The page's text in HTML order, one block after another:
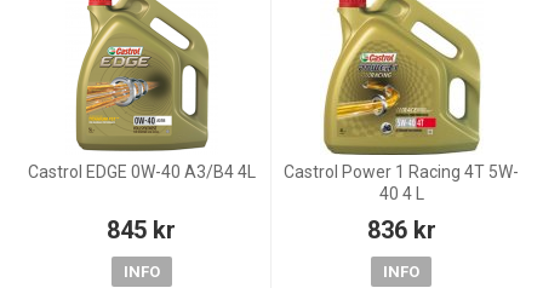
Castrol EDGE 0W-40 A3/B4 4L
845 kr
INFO
Castrol Power 1 Racing 4T 5W-
40 4 L
836 kr
INFO